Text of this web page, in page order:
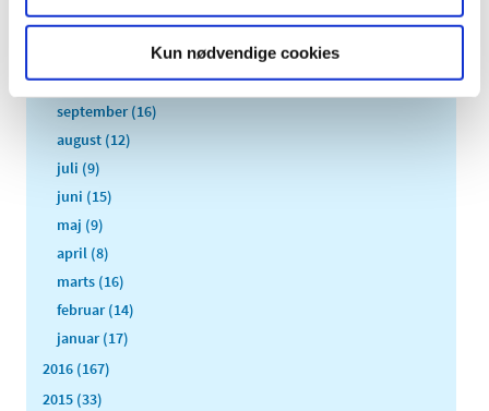
Kun nødvendige cookies
december (19)
november (19)
oktober (13)
september (16)
august (12)
juli (9)
juni (15)
maj (9)
april (8)
marts (16)
februar (14)
januar (17)
2016 (167)
2015 (33)